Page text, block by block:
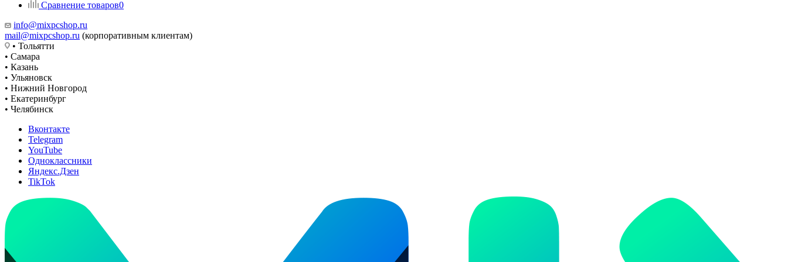
Сравнение товаров0
info@mixpcshop.ru
mail@mixpcshop.ru (корпоративным клиентам)
• Тольятти
• Самара
• Казань
• Ульяновск
• Нижний Новгород
• Екатеринбург
• Челябинск
Вконтакте
Telegram
YouTube
Одноклассники
Яндекс.Дзен
TikTok